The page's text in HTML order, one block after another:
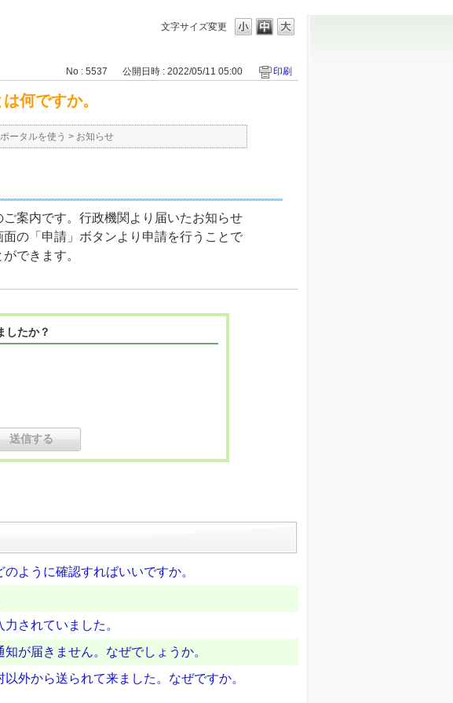
文字サイズ変更
No : 5537 公開日時 : 2022/05/11 05:00 印刷
何ですか。
ータルを使う > お知らせ
案内です。行政機関より届いたお知らせ
の「申請」ボタンより申請を行うことで
できます。
したか？
ように確認すればいいですか。
されていました。
が届きません。なぜでしょうか。
外から送られて来ました。なぜですか。